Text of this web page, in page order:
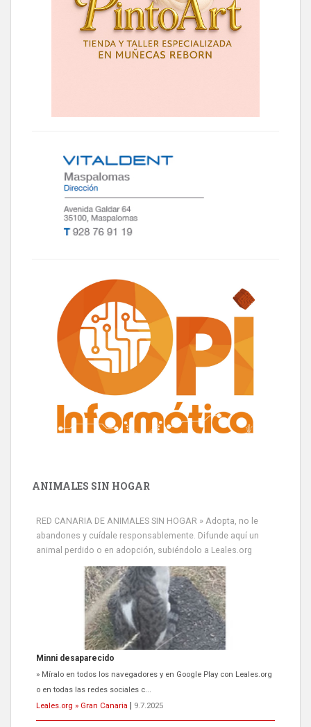
ANIMALES SIN HOGAR
RED CANARIA DE ANIMALES SIN HOGAR » Adopta, no le
abandones y cuídale responsablemente. Difunde aquí un
animal perdido o en adopción, subiéndolo a Leales.org
Minni desaparecido
» Míralo en todos los navegadores y en Google Play con Leales.org
o en todas las redes sociales c...
Leales.org » Gran Canaria
9.7.2025